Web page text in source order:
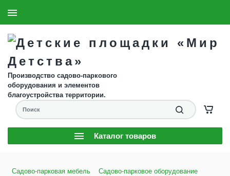
Производство садово-паркового
оборудования и элементов
благоустройства территории.
Каталог товаров
Садово-парковая мебель
Садово-парковое оборудование